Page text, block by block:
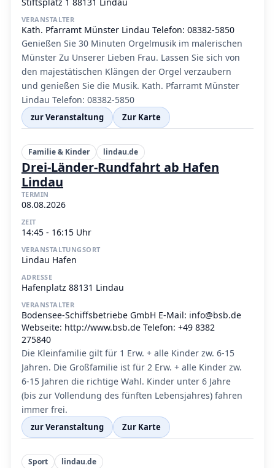
VERANSTALTER
Kath. Pfarramt Münster Lindau Telefon: 08382-5850
Genießen Sie 30 Minuten Orgelmusik im malerischen
Münster Zu Unserer Lieben Frau. Lassen Sie sich von
den majestätischen Klängen der Orgel verzaubern
und genießen Sie die Musik. Kath. Pfarramt Münster
Lindau Telefon: 08382-5850
zur Veranstaltung Zur Karte
Familie & Kinder lindau.de
Drei-Länder-Rundfahrt ab Hafen
Lindau
TERMIN
08.08.2026
ZEIT
14:45 - 16:15 Uhr
VERANSTALTUNGSORT
Lindau Hafen
ADRESSE
Hafenplatz 88131 Lindau
VERANSTALTER
Bodensee-Schiffsbetriebe GmbH E-Mail: info@bsb.de
Webseite: http://www.bsb.de Telefon: +49 8382
275840
Die Kleinfamilie gilt für 1 Erw. + alle Kinder zw. 6-15
Jahren. Die Großfamilie ist für 2 Erw. + alle Kinder zw.
6-15 Jahren die richtige Wahl. Kinder unter 6 Jahre
(bis zur Vollendung des fünften Lebensjahres) fahren
immer frei.
zur Veranstaltung Zur Karte
Sport lindau.de